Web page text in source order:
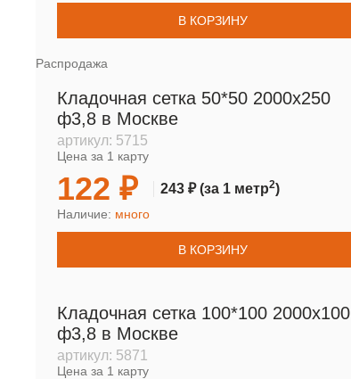
В КОРЗИНУ
Распродажа
Кладочная сетка 50*50 2000х250
ф3,8 в Москве
артикул: 5715
Цена за 1 карту
122 ₽ 243 ₽(за 1 метр2)
Наличие: много
В КОРЗИНУ
Кладочная сетка 100*100 2000х100
ф3,8 в Москве
артикул: 5871
Цена за 1 карту